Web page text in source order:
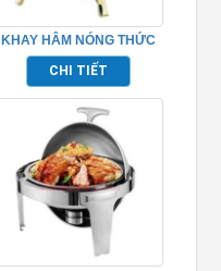
KHAY HÂM NÓNG THỨC
ĂN BUFFET TRÒN –
TP697029
CHI TIẾT